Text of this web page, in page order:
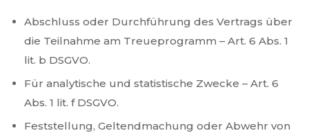
Abschluss oder Durchführung des Vertrags über
die Teilnahme am Treueprogramm – Art. 6 Abs. 1
lit. b DSGVO.
Für analytische und statistische Zwecke – Art. 6
Abs. 1 lit. f DSGVO.
Feststellung, Geltendmachung oder Abwehr von